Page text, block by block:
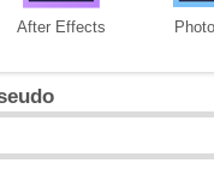
After Effects